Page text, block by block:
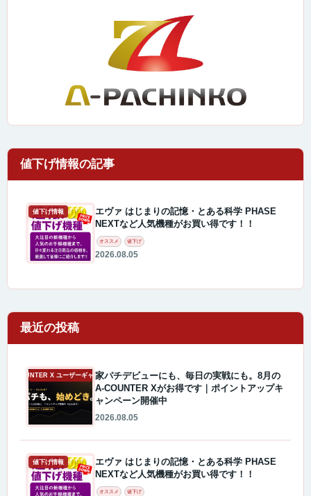
値下げ情報
エヴァ はじまりの記憶・とある科学 PHASE
NEXTなど人気機種がお買い得です！！
オススメ 値下げ
2026.08.05
最近の投稿
A-COUNTER X ユーザーギャラリー家パチデビューにも、毎日の実戦にも。8月の
A-COUNTER Xがお得です｜ポイントアップキ
ャンペーン開催中
2026.08.05
値下げ情報
エヴァ はじまりの記憶・とある科学 PHASE
NEXTなど人気機種がお買い得です！！
オススメ 値下げ